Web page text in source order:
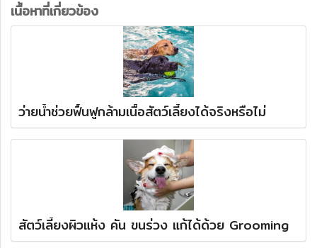
เนื้อหาที่เกี่ยวข้อง
ว่ายน้ำช่วยฟื้นฟูกล้ามเนื้อสัตว์เลี้ยงได้จริงหรือไม่
สัตว์เลี้ยงผิวแห้ง คัน ขนร่วง แก้ได้ด้วย Grooming